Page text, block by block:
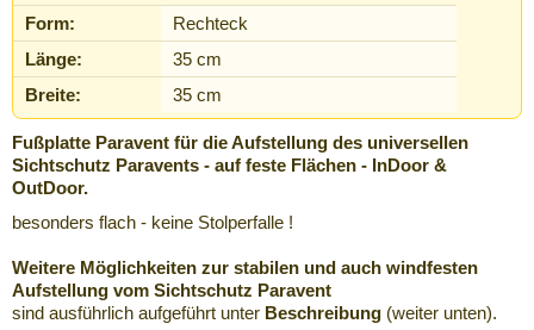
Form:
Rechteck
Länge:
35 cm
Breite:
35 cm
Fußplatte Paravent für die Aufstellung des universellen
Sichtschutz Paravents - auf feste Flächen - InDoor &
OutDoor.
besonders flach - keine Stolperfalle !
Weitere Möglichkeiten zur stabilen und auch windfesten
Aufstellung vom Sichtschutz Paravent
sind ausführlich aufgeführt unter Beschreibung (weiter unten).